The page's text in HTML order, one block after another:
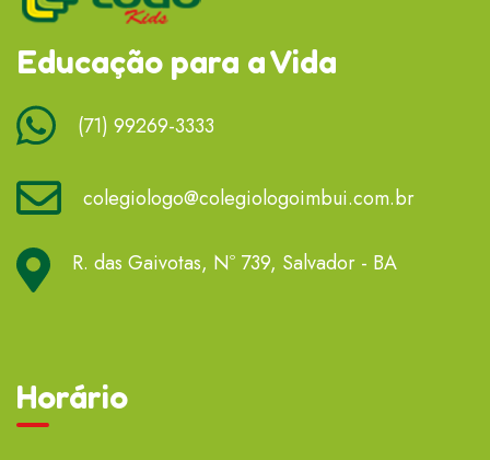
Educação para a Vida
(71) 99269-3333
colegiologo@colegiologoimbui.com.br
R. das Gaivotas, Nº 739, Salvador - BA
Horário